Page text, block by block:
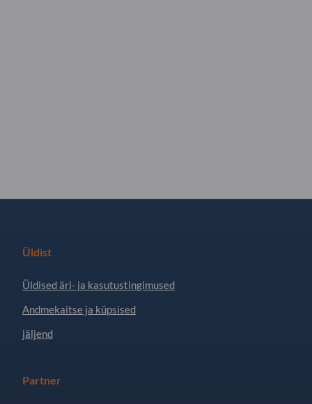
Üldist
Üldised äri- ja kasutustingimused
Andmekaitse ja küpsised
jäljend
Partner